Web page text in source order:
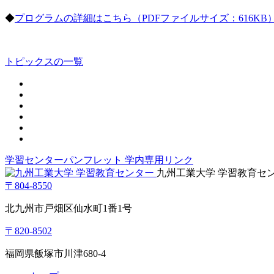
◆プログラムの詳細はこちら（PDFファイルサイズ：616KB）
トピックスの一覧
学習センターパンフレット 学内専用リンク
九州工業大学 学習教育セ
〒804-8550
北九州市戸畑区仙水町1番1号
〒820-8502
福岡県飯塚市川津680-4